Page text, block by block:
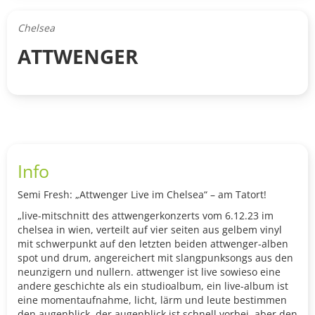
Chelsea
ATTWENGER
Info
Semi Fresh: „Attwenger Live im Chelsea“ – am Tatort!
„live-mitschnitt des attwengerkonzerts vom 6.12.23 im
chelsea in wien, verteilt auf vier seiten aus gelbem vinyl
mit schwerpunkt auf den letzten beiden attwenger-alben
spot und drum, angereichert mit slangpunksongs aus den
neunzigern und nullern. attwenger ist live sowieso eine
andere geschichte als ein studioalbum, ein live-album ist
eine momentaufnahme, licht, lärm und leute bestimmen